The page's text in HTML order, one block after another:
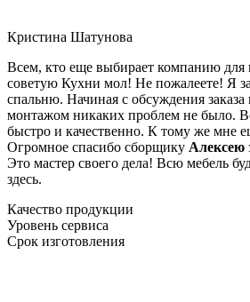
Кристина Шатунова
Всем, кто еще выбирает компанию для
советую Кухни мол! Не пожалеете! Я
спальню. Начиная с обсуждения заказа
монтажом никаких проблем не было.
быстро и качественно. К тому же мне
Огромное спасибо сборщику Алексею
Это мастер своего дела! Всю мебель
здесь.
Качество продукции
Уровень сервиса
Срок изготовления